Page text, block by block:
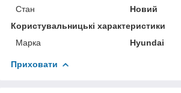
Стан
Новий
Користувальницькі характеристики
Марка
Hyundai
Приховати